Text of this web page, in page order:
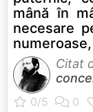
mână în
necesare
Citat